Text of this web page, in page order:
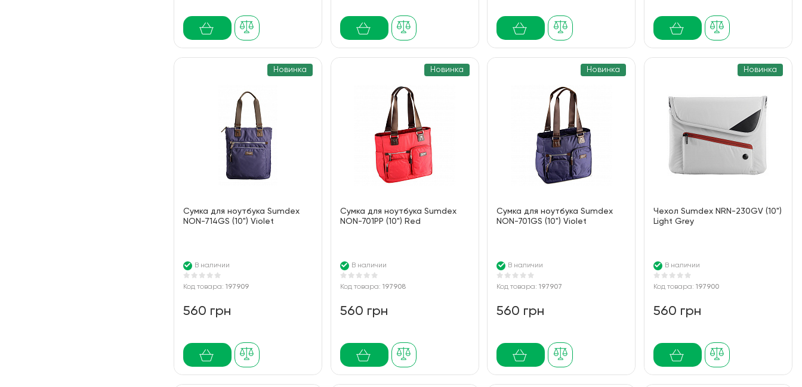
Новинка
Сумка для ноутбука Sumdex
NON-714GS (10") Violet
В наличии
Код товара: 197909
560 грн
Новинка
Сумка для ноутбука Sumdex
NON-701PP (10") Red
В наличии
Код товара: 197908
560 грн
Новинка
Сумка для ноутбука Sumdex
NON-701GS (10") Violet
В наличии
Код товара:197907
560 грн
Новинка
Чехол Sumdex NRN-230GV (10")
Light Grey
В наличии
Код товара: 197900
560 грн